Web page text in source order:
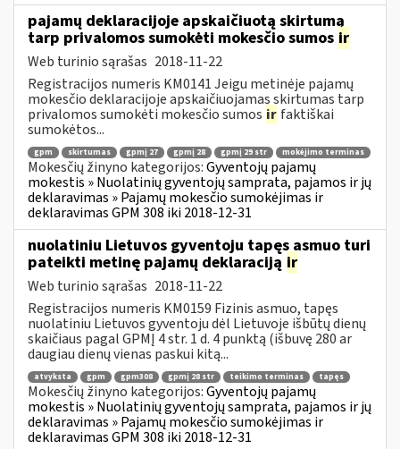
pajamų deklaracijoje apskaičiuotą skirtumą
tarp privalomos sumokėti mokesčio sumos ir
Web turinio sąrašas 2018-11-22
Registracijos numeris KM0141 Jeigu metinėje pajamų
mokesčio deklaracijoje apskaičiuojamas skirtumas tarp
privalomos sumokėti mokesčio sumos ir faktiškai
sumokėtos...
gpm skirtumas gpmį 27 gpmį 28 gpmį 29 str mokėjimo terminas
Mokesčių žinyno kategorijos:Gyventojų pajamų
mokestis » Nuolatinių gyventojų samprata, pajamos ir jų
deklaravimas » Pajamų mokesčio sumokėjimas ir
deklaravimas GPM 308 iki 2018-12-31
nuolatiniu Lietuvos gyventoju tapęs asmuo turi
pateikti metinę pajamų deklaraciją ir
Web turinio sąrašas 2018-11-22
Registracijos numeris KM0159 Fizinis asmuo, tapęs
nuolatiniu Lietuvos gyventoju dėl Lietuvoje išbūtų dienų
skaičiaus pagal GPMĮ 4 str. 1 d. 4 punktą (išbuvę 280 ar
daugiau dienų vienas paskui kitą...
atvyksta gpm gpm308 gpmį 28 str teikimo terminas tapęs
Mokesčių žinyno kategorijos:Gyventojų pajamų
mokestis » Nuolatinių gyventojų samprata, pajamos ir jų
deklaravimas » Pajamų mokesčio sumokėjimas ir
deklaravimas GPM 308 iki 2018-12-31